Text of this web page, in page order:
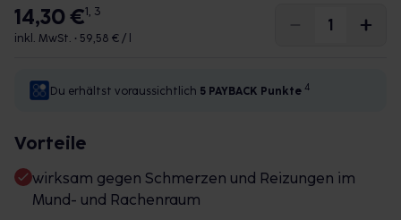
14,30 €1, 3
inkl. MwSt. • 59,58 € / l
Du erhältst voraussichtlich 5 PAYBACK Punkte 4
Vorteile
wirksam gegen Schmerzen und Reizungen im
Mund- und Rachenraum